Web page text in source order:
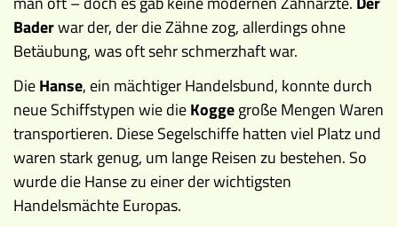
Baderwar der, der die Zähne zog, allerdings ohne
Betäubung, was oft sehr schmerzhaft war.
DieHanse, ein mächtiger Handelsbund, konnte durch
neue Schiffstypen wie dieKoggegroße Mengen Waren
transportieren. Diese Segelschiffe hatten viel Platz und
waren stark genug, um lange Reisen zu bestehen. So
wurde die Hanse zu einer der wichtigsten
Handelsmächte Europas.